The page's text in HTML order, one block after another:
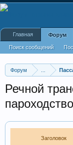
Форум
Речной
пароходство
Заголовок
Главная Форум
Поиск сообщений